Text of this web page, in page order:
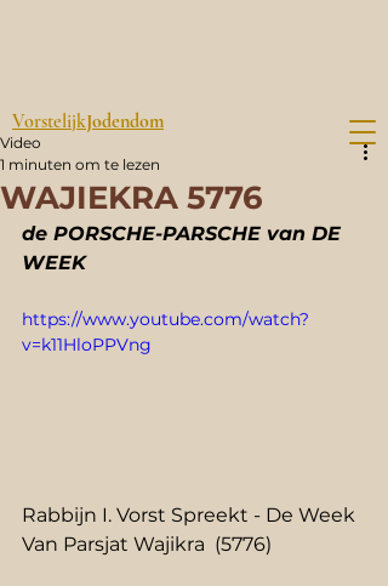
VorstelijkJodendom
WAJIEKRA 5776
Video
1 minuten om te lezen
de PORSCHE-PARSCHE van DE
WEEK
https://www.youtube.com/watch?
v=k11HloPPVng
Rabbijn I. Vorst Spreekt - De Week
Van Parsjat Wajikra  (5776)